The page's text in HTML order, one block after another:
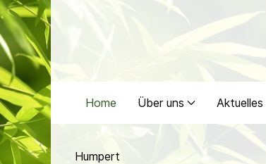
Home Über uns Aktuelles
Humpert